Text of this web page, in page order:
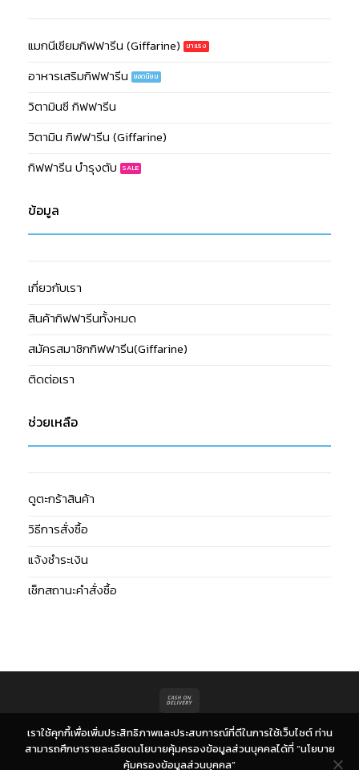
แมกนีเซียมกิฟฟารีน (Giffarine)
อาหารเสริมกิฟฟารีน
วิตามินซี กิฟฟารีน
วิตามิน กิฟฟารีน (Giffarine)
กิฟฟารีน บำรุงตับ
ข้อมูล
เกี่ยวกับเรา
สินค้ากิฟฟารีนทั้งหมด
สมัครสมาชิกกิฟฟารีน(Giffarine)
ติดต่อเรา
ช่วยเหลือ
ดูตะกร้าสินค้า
วิธีการสั่งซื้อ
แจ้งชำระเงิน
เช็กสถานะคำสั่งซื้อ
On
Delivery
Copyright 2026 © Giffshop. Design & Developed byCJ Soft Co.,
Ltd.
เราใช้คุกกี้เพื่อเพิ่มประสิทธิภาพและประสบการณ์ที่ดีในการใช้เว็บไซต์ ท่าน
สามารถศึกษารายละเอียดนโยบายคุ้มครองข้อมูลส่วนบุคคลได้ที่ “นโยบาย
คุ้มครองข้อมูลส่วนบุคคล”